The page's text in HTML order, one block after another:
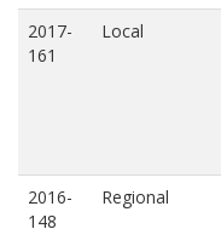
2017-
161
Local
2016-
148
Regional